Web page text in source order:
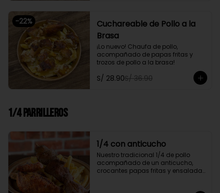
-22%
Cuchareable de Pollo a la
Brasa
¡Lo nuevo! Chaufa de pollo,
acompañado de papas fritas y
trozos de pollo a la brasa!
S/ 28.90S/ 36.90
1/4 Parrilleros
1/4 con anticucho
Nuestro tradicional 1/4 de pollo
acompañado de un anticucho,
crocantes papas fritas y ensalada